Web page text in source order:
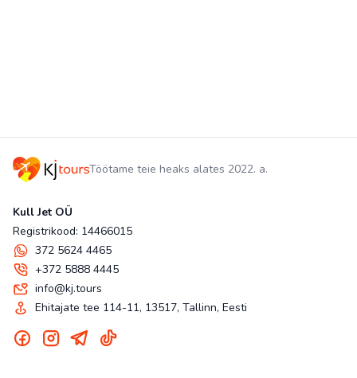
Töötame teie heaks alates 2022. a.
Kull Jet OÜ
Registrikood: 14466015
372 5624 4465
+372 5888 4445
info@kj.tours
Ehitajate tee 114-11, 13517, Tallinn, Eesti